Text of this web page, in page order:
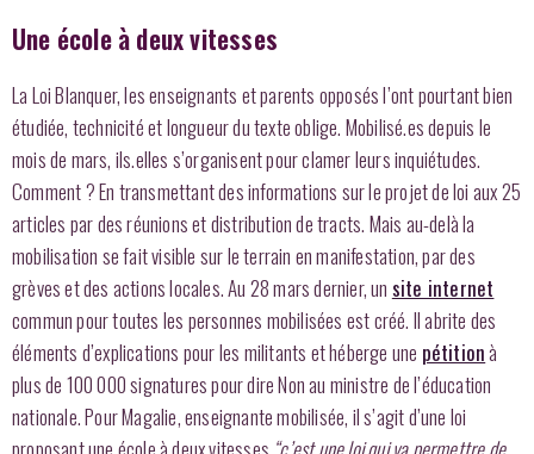
Une école à deux vitesses
La Loi Blanquer, les enseignants et parents opposés l’ont pourtant bien
étudiée, technicité et longueur du texte oblige. Mobilisé.es depuis le
mois de mars, ils.elles s’organisent pour clamer leurs inquiétudes.
Comment ? En transmettant des informations sur le projet de loi aux 25
articles par des réunions et distribution de tracts. Mais au-delà la
mobilisation se fait visible sur le terrain en manifestation, par des
grèves et des actions locales. Au 28 mars dernier, un site internet
commun pour toutes les personnes mobilisées est créé. Il abrite des
éléments d’explications pour les militants et héberge une pétitionà
plus de 100 000 signatures pour dire Non au ministre de l’éducation
nationale. Pour Magalie, enseignante mobilisée, il s’agit d’une loi